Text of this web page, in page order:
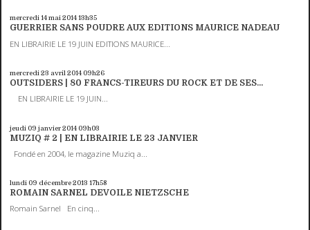
mercredi 14mai 201413h35
GUERRIER SANS POUDRE AUX EDITIONS MAURICE NADEAU
EN LIBRAIRIE LE 19 JUIN EDITIONS MAURICE...
mercredi 23 avril 2014 09h26
OUTSIDERS | 80 FRANCS-TIREURS DU ROCK ET DE SES...
EN LIBRAIRIE LE 19 JUIN...
jeudi 09 janvier 2014 09h03
MUZIQ # 2 | EN LIBRAIRIE LE 23 JANVIER
Fondé en 2004, le magazine Muziq a...
lundi 09 décembre 2013 17h58
ROMAIN SARNEL DEVOILE NIETZSCHE
Romain Sarnel En cinq...